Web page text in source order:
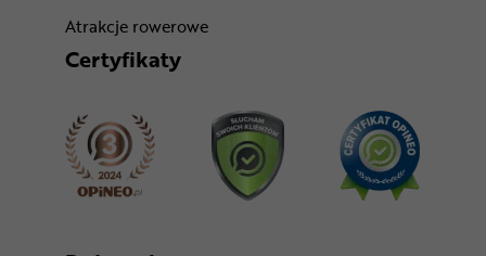
Atrakcje rowerowe
Certyfikaty